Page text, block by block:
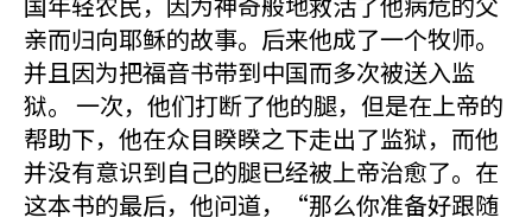
亲而归向耶稣的故事。后来他成了一个牧师。
并且因为把福音书带到中国而多次被送入监
狱。 一次，他们打断了他的腿，但是在上帝的
帮助下，他在众目睽睽之下走出了监狱，而他
并没有意识到自己的腿已经被上帝治愈了。在
这本书的最后，他问道，“那么你准备好跟随